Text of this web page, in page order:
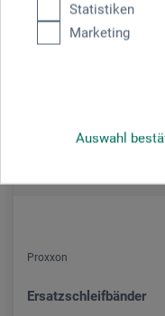
Statistiken
Marketing
Auswahl
Proxxon
Ersatzschleifbänder